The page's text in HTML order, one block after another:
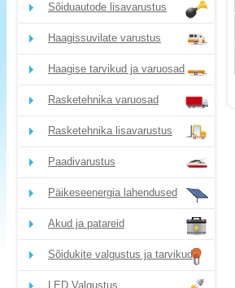
Sõiduautode lisavarustus
Haagissuvilate varustus
Haagise tarvikud ja varuosad
Rasketehnika varuosad
Rasketehnika lisavarustus
Paadivarustus
Päikeseenergia lahendused
Akud ja patareid
Sõidukite valgustus ja tarvikud
LED Valgustus